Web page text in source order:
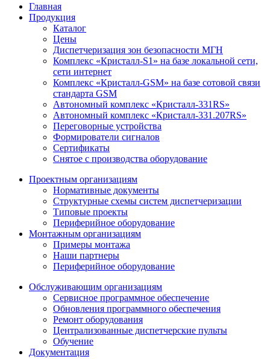
Главная
Продукция
Каталог
Цены
Диспетчеризация зон безопасности МГН
Комплекс «Кристалл-S1» на базе локальной сети,
сети интернет
Комплекс «Кристалл-GSM» на базе сотовой связи
стандарта GSM
Автономный комплекс «Кристалл-331RS»
Автономный комплекс «Кристалл-331.207RS»
Переговорные устройства
Формирователи сигналов
Сертификаты
Снятое с производства оборудование
Проектным организациям
Нормативные документы
Структурные схемы систем диспетчеризации
Типовые проекты
Периферийное оборудование
Монтажным организациям
Примеры монтажа
Наши партнеры
Периферийное оборудование
Обслуживающим организациям
Сервисное программное обеспечение
Обновления программного обеспечения
Ремонт оборудования
Централизованные диспетчерские пульты
Обучение
Документация